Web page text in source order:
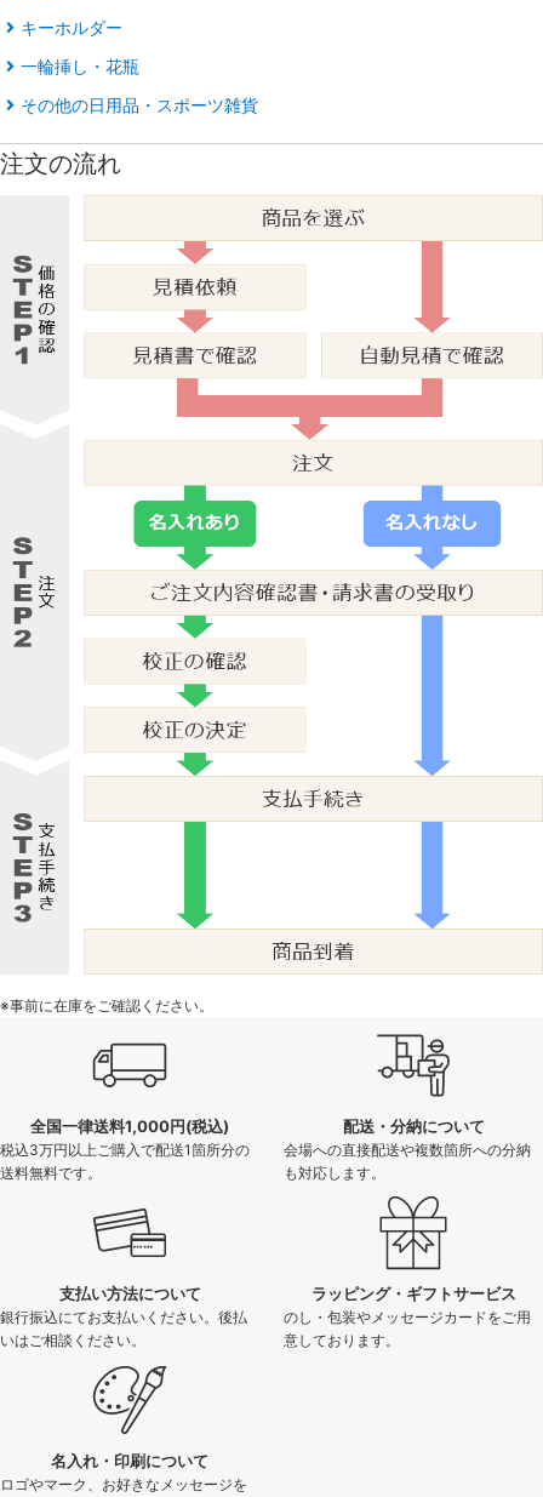
キーホルダー
一輪挿し・花瓶
その他の日用品・スポーツ雑貨
注文の流れ
※事前に在庫をご確認ください。
全国一律送料1,000円(税込)
税込3万円以上ご購入で配送1箇所分の
送料無料です。
配送・分納について
会場への直接配送や複数箇所への分納
も対応します。
支払い方法について
銀行振込にてお支払いください。後払
いはご相談ください。
ラッピング・ギフトサービス
のし・包装やメッセージカードをご用
意しております。
名入れ・印刷について
ロゴやマーク、お好きなメッセージを